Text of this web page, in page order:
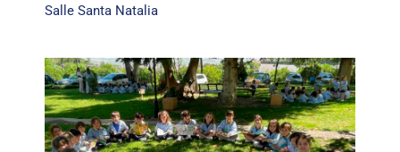
Salle Santa Natalia